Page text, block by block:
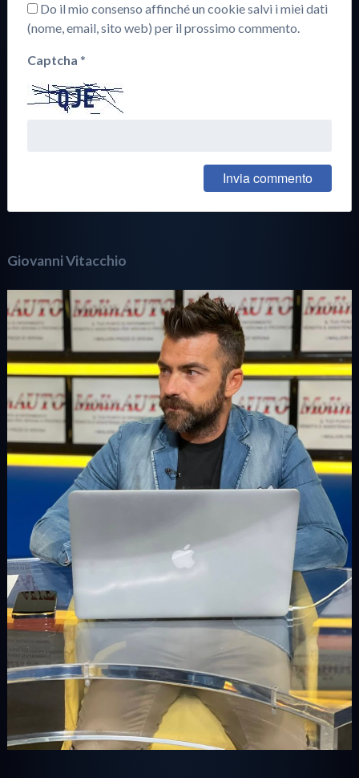
Do il mio consenso affinché un cookie salvi i miei dati
(nome, email, sito web) per il prossimo commento.
Captcha *
Giovanni Vitacchio